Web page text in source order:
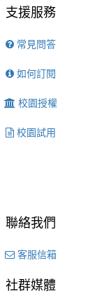
支援服務
常見問答
如何訂閱
校園授權
校園試用
聯絡我們
客服信箱
社群媒體